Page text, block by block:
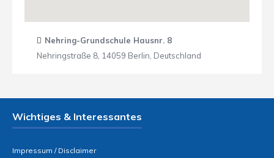
Nehring-Grundschule Hausnr. 8
Nehringstraße 8, 14059 Berlin, Deutschland
Wichtiges & Interessantes
Impressum / Disclaimer